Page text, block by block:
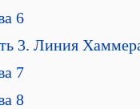
6
3. Линия
7
8